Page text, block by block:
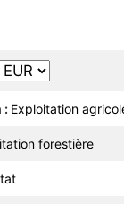
Exploitation
forestière